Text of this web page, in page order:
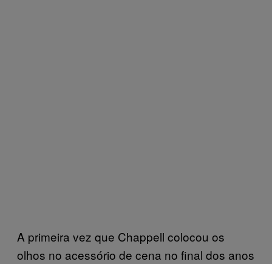
A primeira vez que Chappell colocou os
olhos no acessório de cena no final dos anos